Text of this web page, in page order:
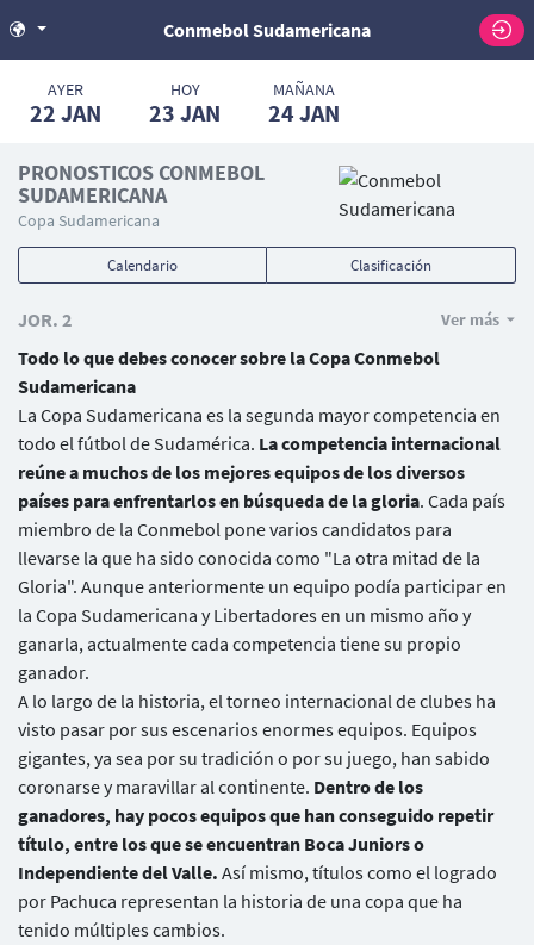
Conmebol Sudamericana
AYER
22 JAN
HOY
23 JAN
MAÑANA
24 JAN
PRONOSTICOS CONMEBOL
SUDAMERICANA
Copa Sudamericana
Calendario Clasificación
JOR. 2 Ver más
Todo lo que debes conocer sobre la Copa Conmebol
Sudamericana
La Copa Sudamericana es la segunda mayor competencia en
todo el fútbol de Sudamérica. La competencia internacional
reúne a muchos de los mejores equipos de los diversos
países para enfrentarlos en búsqueda de la gloria. Cada país
miembro de la Conmebol pone varios candidatos para
llevarse la que ha sido conocida como "La otra mitad de la
Gloria". Aunque anteriormente un equipo podía participar en
la Copa Sudamericana y Libertadores en un mismo año y
ganarla, actualmente cada competencia tiene su propio
ganador.
A lo largo de la historia, el torneo internacional de clubes ha
visto pasar por sus escenarios enormes equipos. Equipos
gigantes, ya sea por su tradición o por su juego, han sabido
coronarse y maravillar al continente. Dentro de los
ganadores, hay pocos equipos que han conseguido repetir
título, entre los que se encuentran Boca Juniors o
Independiente del Valle. Así mismo, títulos como el logrado
por Pachuca representan la historia de una copa que ha
tenido múltiples cambios.